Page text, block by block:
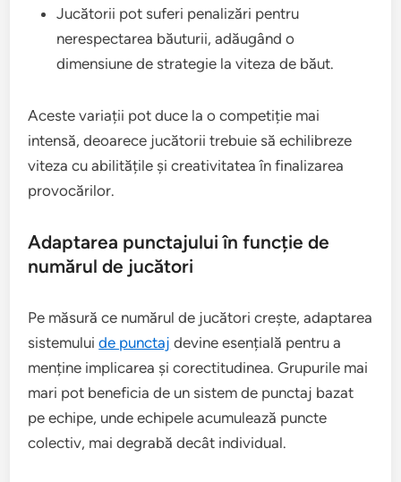
Jucătorii pot suferi penalizări pentru
nerespectarea băuturii, adăugând o
dimensiune de strategie la viteza de băut.
Aceste variații pot duce la o competiție mai
intensă, deoarece jucătorii trebuie să echilibreze
viteza cu abilitățile și creativitatea în finalizarea
provocărilor.
Adaptarea punctajului în funcție de
numărul de jucători
Pe măsură ce numărul de jucători crește, adaptarea
sistemuluide punctaj devine esențială pentru a
menține implicarea și corectitudinea. Grupurile mai
mari pot beneficia de un sistem de punctaj bazat
pe echipe, unde echipele acumulează puncte
colectiv, mai degrabă decât individual.